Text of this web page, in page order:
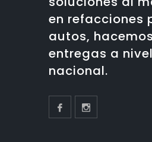
en refacciones
autos, hacemos
entregas a nivel
nacional.